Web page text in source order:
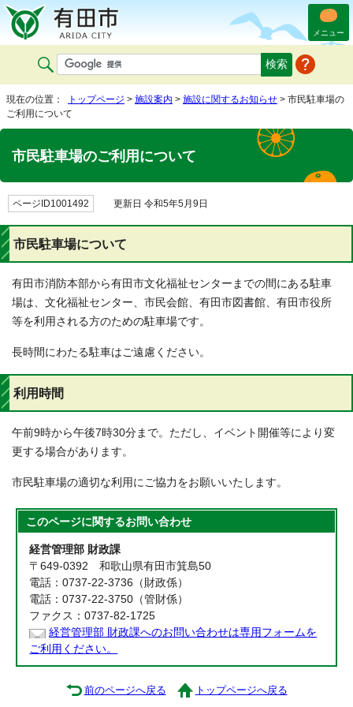
メニュー
現在の位置： トップページ > 施設案内 > 施設に関するお知らせ > 市民駐車場の
ご利用について
市民駐車場のご利用について
ページID1001492 更新日 令和5年5月9日
市民駐車場について
有田市消防本部から有田市文化福祉センターまでの間にある駐車
場は、文化福祉センター、市民会館、有田市図書館、有田市役所
等を利用される方のための駐車場です。
長時間にわたる駐車はご遠慮ください。
利用時間
午前9時から午後7時30分まで。ただし、イベント開催等により変
更する場合があります。
市民駐車場の適切な利用にご協力をお願いいたします。
このページに関するお問い合わせ
経営管理部 財政課
〒649-0392 和歌山県有田市箕島50
電話：0737-22-3736（財政係）
電話：0737-22-3750（管財係）
ファクス：0737-82-1725
経営管理部 財政課へのお問い合わせは専用フォームを
ご利用ください。
前のページへ戻る トップページへ戻る